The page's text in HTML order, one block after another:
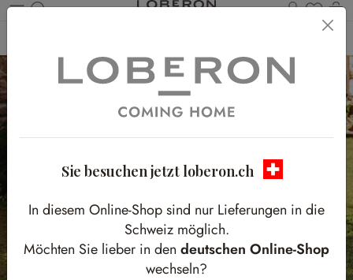
Du
Sie besuchen jetzt loberon.ch
In diesem Online-Shop sind nur Lieferungen in die
Schweiz möglich.
Möchten Sie lieber in den deutschen Online-Shop
wechseln?